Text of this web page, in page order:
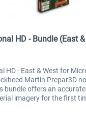
*
Flugwerk Design
HD - Bundle (East
HD - East & West for
Martin Prepar3D
bundle offers an
imagery for the first